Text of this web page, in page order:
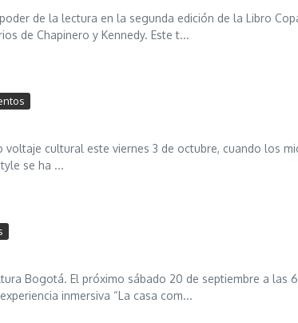
de la lectura en la segunda edición de la Libro
de Chapinero y Kennedy. Este t...
cultural este viernes 3 de octubre, cuando los
se ha ...
Bogotá. El próximo sábado 20 de septiembre a las
inmersiva “La casa com...